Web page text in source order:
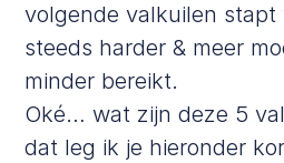
volgende valkuilen stapt
steeds harder & meer
minder bereikt.
Oké… wat zijn deze 5
dat leg ik je hieronder